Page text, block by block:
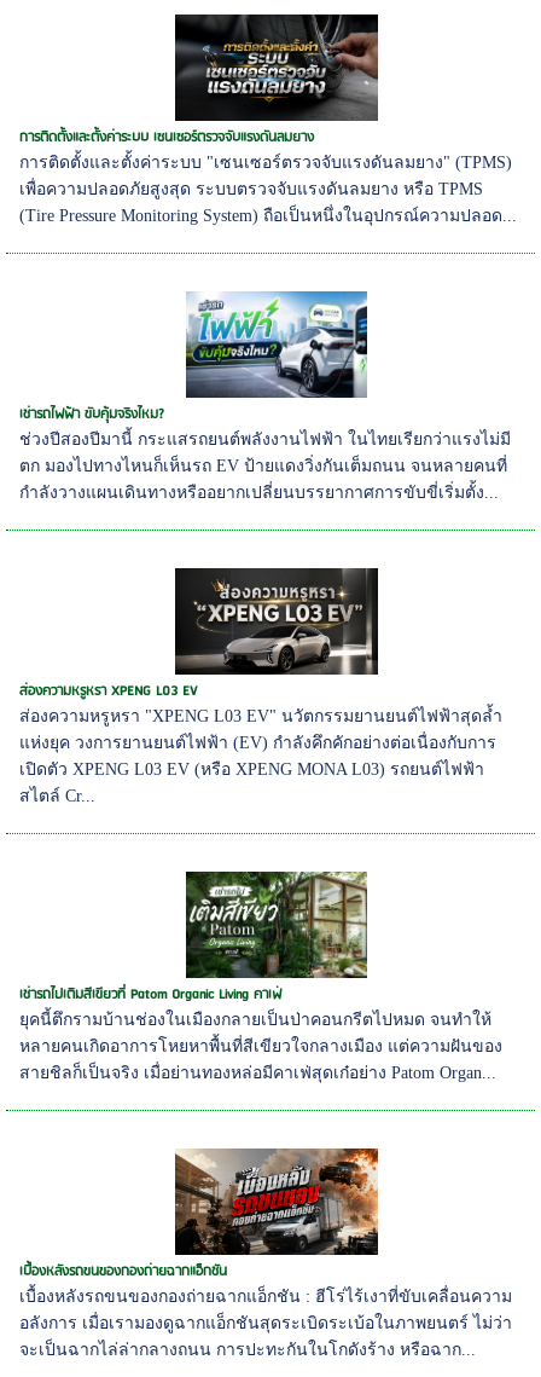
การติดตั้งและตั้งค่าระบบ เซนเซอร์ตรวจจับแรงดันลมยาง
การติดตั้งและตั้งค่าระบบ "เซนเซอร์ตรวจจับแรงดันลมยาง" (TPMS)
เพื่อความปลอดภัยสูงสุด ระบบตรวจจับแรงดันลมยาง หรือ TPMS
(Tire Pressure Monitoring System) ถือเป็นหนึ่งในอุปกรณ์ความปลอด...
เช่ารถไฟฟ้า ขับคุ้มจริงไหม?
ช่วงปีสองปีมานี้ กระแสรถยนต์พลังงานไฟฟ้า ในไทยเรียกว่าแรงไม่มี
ตก มองไปทางไหนก็เห็นรถ EV ป้ายแดงวิ่งกันเต็มถนน จนหลายคนที่
กำลังวางแผนเดินทางหรืออยากเปลี่ยนบรรยากาศการขับขี่เริ่มตั้ง...
ส่องความหรูหรา XPENG L03 EV
ส่องความหรูหรา "XPENG L03 EV" นวัตกรรมยานยนต์ไฟฟ้าสุดล้ำ
แห่งยุค วงการยานยนต์ไฟฟ้า (EV) กำลังคึกคักอย่างต่อเนื่องกับการ
เปิดตัว XPENG L03 EV (หรือ XPENG MONA L03) รถยนต์ไฟฟ้า
สไตล์ Cr...
เช่ารถไปเติมสีเขียวที่ Patom Organic Living คาเฟ่
ยุคนี้ตึกรามบ้านช่องในเมืองกลายเป็นป่าคอนกรีตไปหมด จนทำให้
หลายคนเกิดอาการโหยหาพื้นที่สีเขียวใจกลางเมือง แต่ความฝันของ
สายชิลก็เป็นจริง เมื่อย่านทองหล่อมีคาเฟ่สุดเก๋อย่าง Patom Organ...
เบื้องหลังรถขนของกองถ่ายฉากแอ็กชัน
เบื้องหลังรถขนของกองถ่ายฉากแอ็กชัน : ฮีโร่ไร้เงาที่ขับเคลื่อนความ
อลังการ เมื่อเรามองดูฉากแอ็กชันสุดระเบิดระเบ้อในภาพยนตร์ ไม่ว่า
จะเป็นฉากไล่ล่ากลางถนน การปะทะกันในโกดังร้าง หรือฉาก...